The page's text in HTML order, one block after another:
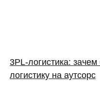
3PL‑логистика:
логистику на аутсорс